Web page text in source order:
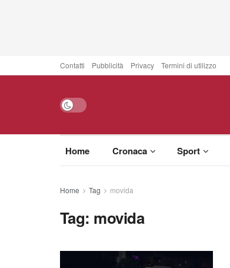
Contatti Pubblicità Privacy Termini di utilizzo
Home Cronaca Sport
Home Tag movida
Tag: movida